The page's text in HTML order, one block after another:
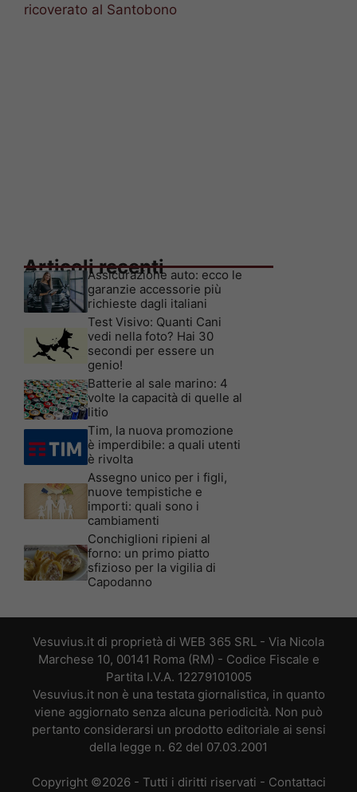
ricoverato al Santobono
Articoli recenti
Assicurazione auto: ecco le
garanzie accessorie più
richieste dagli italiani
Test Visivo: Quanti Cani
vedi nella foto? Hai 30
secondi per essere un
genio!
Batterie al sale marino: 4
volte la capacità di quelle al
litio
Tim, la nuova promozione
è imperdibile: a quali utenti
è rivolta
Assegno unico per i figli,
nuove tempistiche e
importi: quali sono i
cambiamenti
Conchiglioni ripieni al
forno: un primo piatto
sfizioso per la vigilia di
Capodanno
Vesuvius.it di proprietà di WEB 365 SRL - Via Nicola
Marchese 10, 00141 Roma (RM) - Codice Fiscale e
Partita I.V.A. 12279101005
Vesuvius.it non è una testata giornalistica, in quanto
viene aggiornato senza alcuna periodicità. Non può
pertanto considerarsi un prodotto editoriale ai sensi
della legge n. 62 del 07.03.2001
Copyright ©2026 - Tutti i diritti riservati - Contattaci